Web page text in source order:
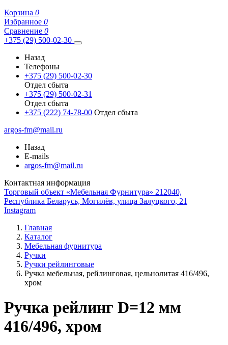
Корзина 0
Избранное 0
Сравнение 0
+375 (29) 500-02-30
Назад
Телефоны
+375 (29) 500-02-30
Отдел сбыта
+375 (29) 500-02-31
Отдел сбыта
+375 (222) 74-78-00 Отдел сбыта
argos-fm@mail.ru
Назад
E-mails
argos-fm@mail.ru
Контактная информация
Торговый объект «Мебельная Фурнитура» 212040,
Республика Беларусь, Могилёв, улица Залуцкого, 21
Instagram
Главная
Каталог
Мебельная фурнитура
Ручки
Ручки рейлинговые
Ручка мебельная, рейлинговая, цельнолитая 416/496,
хром
Ручка рейлинг D=12 мм
416/496, хром